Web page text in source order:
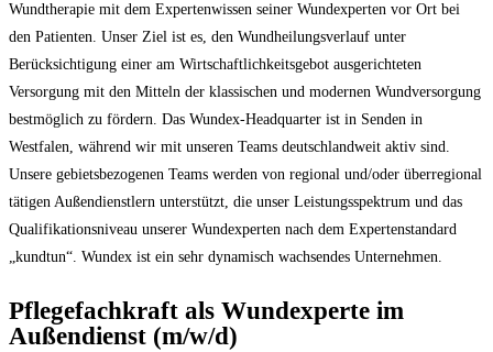
Wundtherapie mit dem Expertenwissen seiner Wundexperten vor Ort bei
den Patienten. Unser Ziel ist es, den Wundheilungsverlauf unter
Berücksichtigung einer am Wirtschaftlichkeitsgebot ausgerichteten
Versorgung mit den Mitteln der klassischen und modernen Wundversorgung
bestmöglich zu fördern. Das Wundex-Headquarter ist in Senden in
Westfalen, während wir mit unseren Teams deutschlandweit aktiv sind.
Unsere gebietsbezogenen Teams werden von regional und/oder überregional
tätigen Außendienstlern unterstützt, die unser Leistungsspektrum und das
Qualifikationsniveau unserer Wundexperten nach dem Expertenstandard
„kundtun“. Wundex ist ein sehr dynamisch wachsendes Unternehmen.
Pflegefachkraft als Wundexperte im
Außendienst (m/w/d)